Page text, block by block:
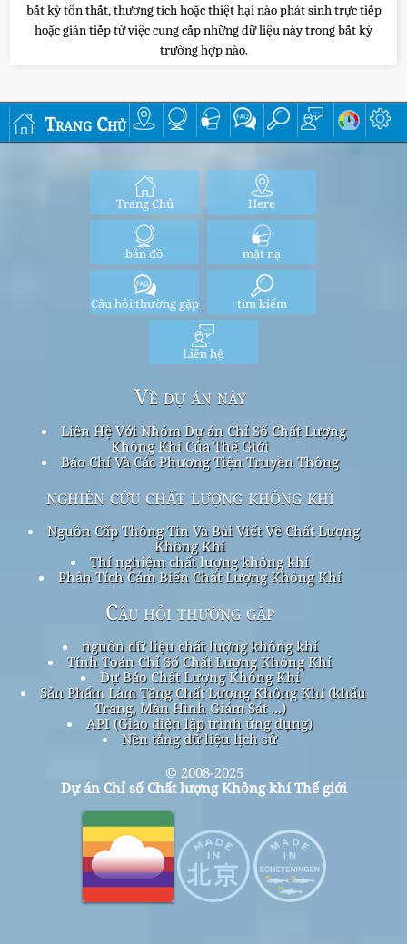
bất kỳ tổn thất, thương tích hoặc thiệt hại nào phát sinh trực tiếp
hoặc gián tiếp từ việc cung cấp những dữ liệu này trong bất kỳ
trường hợp nào.
Trang Chủ
Trang Chủ Here
bản đồ mặt nạ
Câu hỏi thường gặp tìm kiếm
Liên hệ
Về dự án này
Liên Hệ Với Nhóm Dự án Chỉ Số Chất Lượng
Không Khí Của Thế Giới
Báo Chí Và Các Phương Tiện Truyền Thông
nghiên cứu chất lượng không khí
Nguồn Cấp Thông Tin Và Bài Viết Về Chất Lượng
Không Khí
Thí nghiệm chất lượng không khí
Phân Tích Cảm Biến Chất Lượng Không Khí
Câu hỏi thường gặp
nguồn dữ liệu chất lượng không khí
Tính Toán Chỉ Số Chất Lượng Không Khí
Dự Báo Chất Lượng Không Khí
Sản Phẩm Làm Tăng Chất Lượng Không Khí (khẩu
Trang, Màn Hình Giám Sát ...)
API (Giao diện lập trình ứng dụng)
Nền tảng dữ liệu lịch sử
© 2008-2025
Dự án Chỉ số Chất lượng Không khí Thế giới